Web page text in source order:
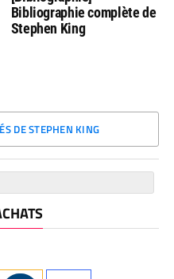
Bibliographie complète de
Stephen King
DE STEPHEN KING